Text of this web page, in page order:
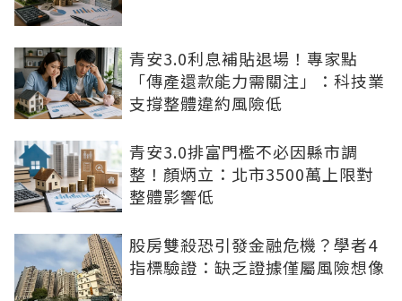
青安3.0利息補貼退場！專家點
「傳產還款能力需關注」：科技業
支撐整體違約風險低
青安3.0排富門檻不必因縣市調
整！顏炳立：北市3500萬上限對
整體影響低
股房雙殺恐引發金融危機？學者4
指標驗證：缺乏證據僅屬風險想像